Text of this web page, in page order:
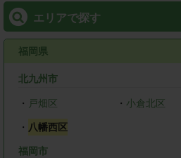
エリアで探す
福岡県
北九州市
・ 戸畑区 ・ 小倉北区
・ 八幡西区
福岡市